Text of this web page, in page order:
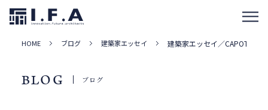
HOME ブログ 建築家エッセイ 建築家エッセイ／
BLOG ブログ